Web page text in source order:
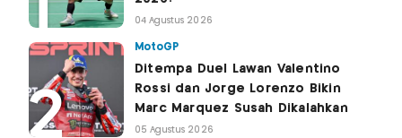
04 Agustus 2026
MotoGP
Ditempa Duel Lawan Valentino
Rossi dan Jorge Lorenzo Bikin
Marc Marquez Susah Dikalahkan
05 Agustus 2026